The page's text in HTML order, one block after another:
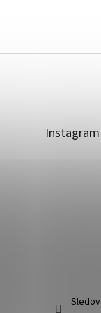
Instagram